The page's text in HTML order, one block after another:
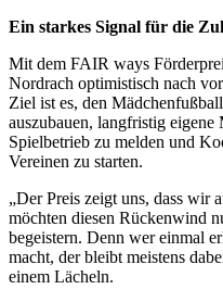
Ein starkes Signal für die
Mit dem FAIR ways
Nordrach optimistisch nach
Ziel ist es, den
auszubauen, langfristig eigene
Spielbetrieb zu melden und
Vereinen zu starten.
„Der Preis zeigt uns, dass wir
möchten diesen Rückenwind
begeistern. Denn wer einmal
macht, der bleibt meistens
einem Lächeln.